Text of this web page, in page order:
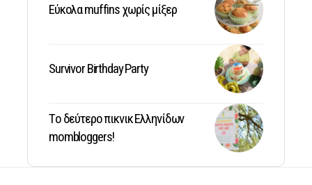
Εύκολα muffins χωρίς μίξερ
Survivor Birthday Party
Tο δεύτερο πικνικ Ελληνίδων
mombloggers!